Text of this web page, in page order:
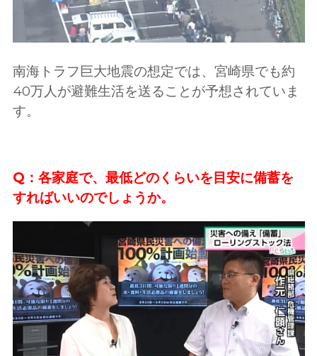
南海トラフ巨大地震の想定では、宮崎県でも約
40万人が避難生活を送ることが予想されていま
す。
Q：各家庭で、最低どのくらいを目安に備蓄を
すればいいのでしょうか。